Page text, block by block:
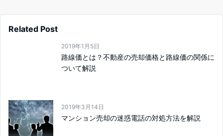
Related Post
2019年1月5日
路線価とは？不動産の売却価格と路線価の関係に
ついて解説
2019年3月14日
マンション売却の迷惑電話の対処方法を解説